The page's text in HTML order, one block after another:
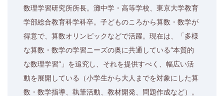
数理学習研究所所長。灘中学・高等学校、東京大学教育
学部総合教育科学科卒。子どものころから算数・数学が
得意で、算数オリンピックなどで活躍。現在は、「多様
な算数・数学の学習ニーズの奥に共通している“本質的
な数理学習”」を追究し、それを提供すべく、幅広い活
動を展開している（小学生から大人までを対象にした算
数・数学指導、執筆活動、教材開発、問題作成など）。